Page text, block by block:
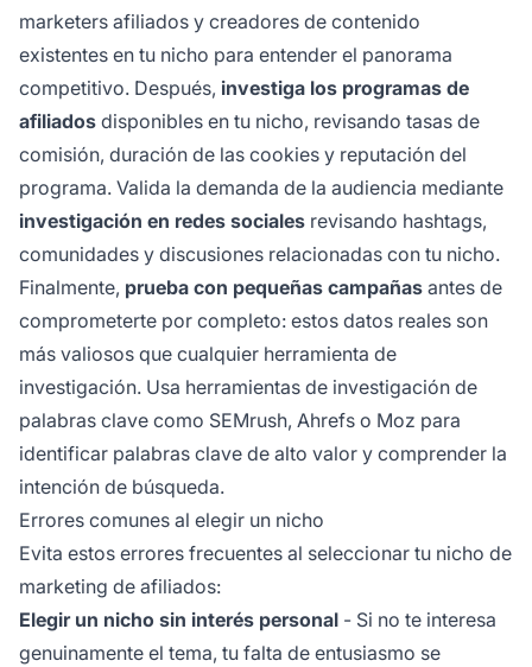
marketers afiliados y creadores de contenido
existentes en tu nicho para entender el panorama
competitivo. Después, investiga los programas de
afiliados disponibles en tu nicho, revisando tasas de
comisión, duración de las cookies y reputación del
programa. Valida la demanda de la audiencia mediante
investigación en redes sociales revisando hashtags,
comunidades y discusiones relacionadas con tu nicho.
Finalmente, prueba con pequeñas campañas antes de
comprometerte por completo: estos datos reales son
más valiosos que cualquier herramienta de
investigación. Usa herramientas de investigación de
palabras clave como SEMrush, Ahrefs o Moz para
identificar palabras clave de alto valor y comprender la
intención de búsqueda.
Errores comunes al elegir un nicho
Evita estos errores frecuentes al seleccionar tu nicho de
marketing de afiliados:
Elegir un nicho sin interés personal - Si no te interesa
genuinamente el tema, tu falta de entusiasmo se